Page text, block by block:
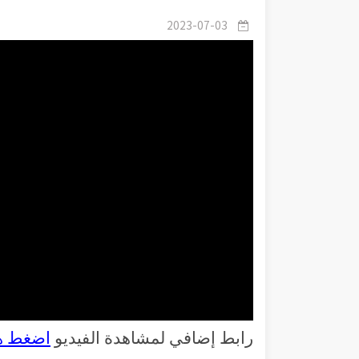
2023-07-03
رابط إضافي لمشاهدة الفيديو اضغط